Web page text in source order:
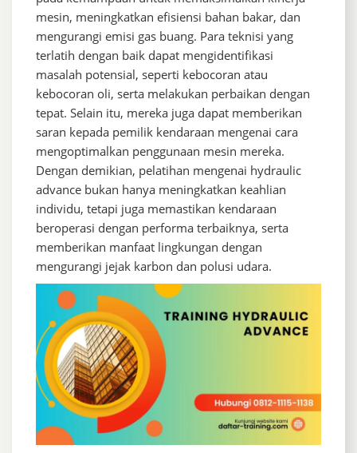
mesin, meningkatkan efisiensi bahan bakar, dan
mengurangi emisi gas buang. Para teknisi yang
terlatih dengan baik dapat mengidentifikasi
masalah potensial, seperti kebocoran atau
kebocoran oli, serta melakukan perbaikan dengan
tepat. Selain itu, mereka juga dapat memberikan
saran kepada pemilik kendaraan mengenai cara
mengoptimalkan penggunaan mesin mereka.
Dengan demikian, pelatihan mengenai hydraulic
advance bukan hanya meningkatkan keahlian
individu, tetapi juga memastikan kendaraan
beroperasi dengan performa terbaiknya, serta
memberikan manfaat lingkungan dengan
mengurangi jejak karbon dan polusi udara.